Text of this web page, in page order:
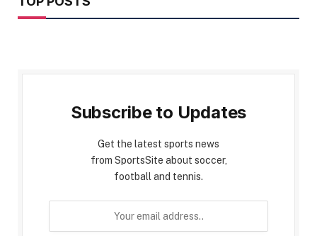
Subscribe to Updates
Get the latest sports news
from SportsSite about soccer,
football and tennis.